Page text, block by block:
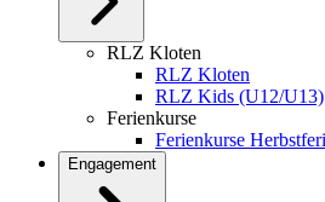
RLZ Kloten
RLZ Kloten
RLZ Kids (U12/U13)
Ferienkurse
Ferienkurse
Engagement